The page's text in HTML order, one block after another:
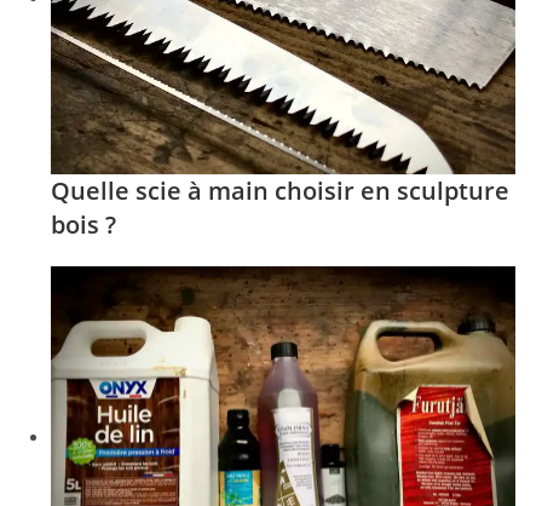
Quelle scie à main choisir en sculpture
bois ?